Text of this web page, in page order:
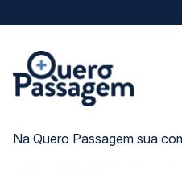
Na Quero Passagem sua